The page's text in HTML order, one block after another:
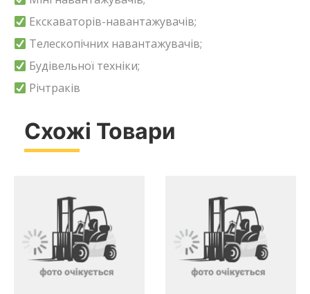
Екскаваторів-навантажувачів;
Телескопічних навантажувачів;
Будівельної техніки;
Річтраків
Схожі Товари